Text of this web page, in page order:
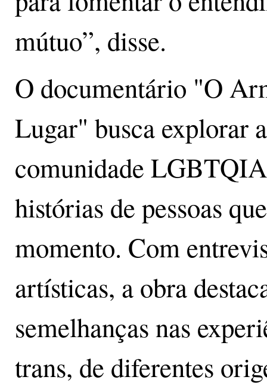
mútuo”, disse.
O documentário "O
Lugar" busca explorar
comunidade
histórias de pessoas
momento. Com
artísticas, a obra
semelhanças nas
trans, de diferentes